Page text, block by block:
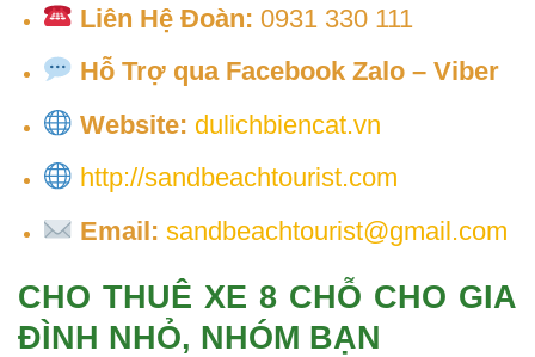
Liên Hệ Đoàn: 0931 330 111
Hỗ Trợ qua Facebook Zalo – Viber
Website: dulichbiencat.vn
http://sandbeachtourist.com
Email: sandbeachtourist@gmail.com
CHO THUÊ XE 8 CHỖ CHO GIA
ĐÌNH NHỎ, NHÓM BẠN